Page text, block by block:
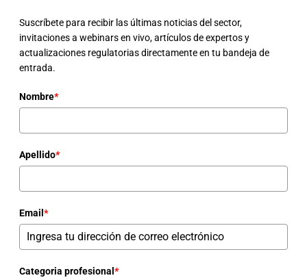
Suscríbete para recibir las últimas noticias del sector,
invitaciones a webinars en vivo, artículos de expertos y
actualizaciones regulatorias directamente en tu bandeja de
entrada.
Nombre*
Apellido*
Email *
Categoria profesional *